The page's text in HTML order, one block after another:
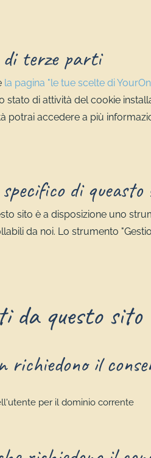
di terze parti
la pagina "le tue scelte di
di attività del cookie
accedere a più
di queasto
sito è a disposizione uno
da noi. Lo strumento
da questo sito
richiedono il
per il dominio corrente